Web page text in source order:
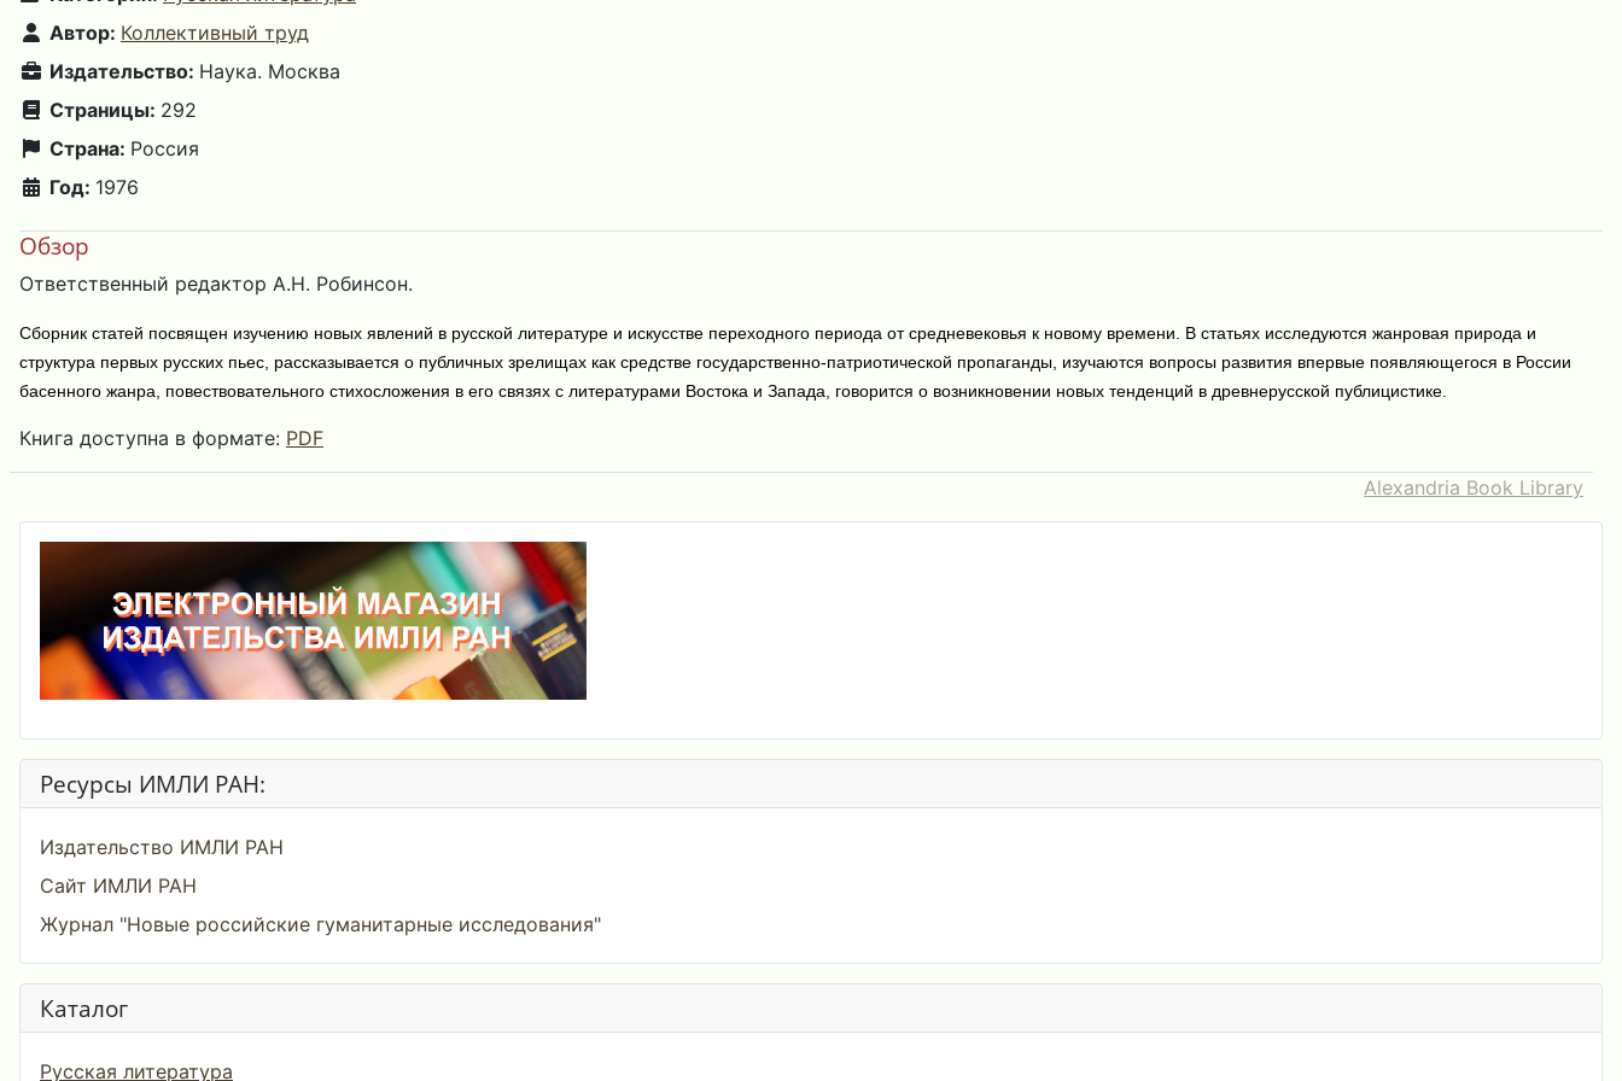
Автор: Коллективный труд
Издательство: Наука. Москва
Страницы: 292
Страна: Россия
Год: 1976
Обзор
Ответственный редактор А.Н. Робинсон.
Сборник статей посвящен изучению новых явлений в русской литературе и искусстве переходного периода от средневековья к новому времени. В статьях исследуются жанровая природа и
структура первых русских пьес, рассказывается о публичных зрелищах как средстве государственно-патриотической пропаганды, изучаются вопросы развития впервые появляющегося в России
басенного жанра, повествовательного стихосложения в его связях с литературами Востока и Запада, говорится о возникновении новых тенденций в древнерусской публицистике.
Книга доступна в формате: PDF
Alexandria Book Library
Ресурсы ИМЛИ РАН:
Издательство ИМЛИ РАН
Сайт ИМЛИ РАН
Журнал "Новые российские гуманитарные исследования"
Каталог
Русская литература